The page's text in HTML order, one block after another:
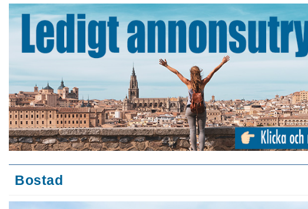
Bostad